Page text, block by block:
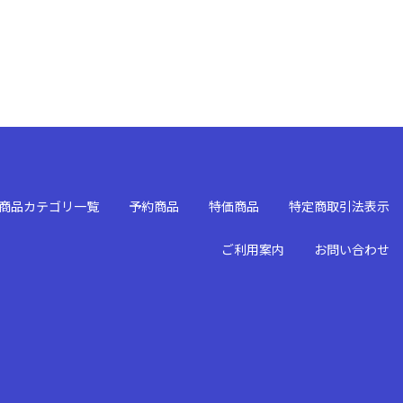
商品カテゴリ一覧 予約商品 特価商品 特定商取引法表示
ご利用案内 お問い合わせ